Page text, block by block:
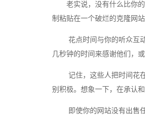
老实说，没有什么比你的
制粘贴在一个破烂的克隆网
花点时间与你的听众互动
几秒钟的时间来感谢他们，
记住，这些人把时间花在
别积极。想象一下，在承认
即使你的网站没有出售任